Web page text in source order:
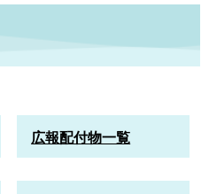
広報配付物一覧